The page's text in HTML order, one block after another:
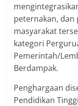
peternakan, dan
masyarakat
kategori
Pemerintah/
Berdampak.
Penghargaan
Pendidikan